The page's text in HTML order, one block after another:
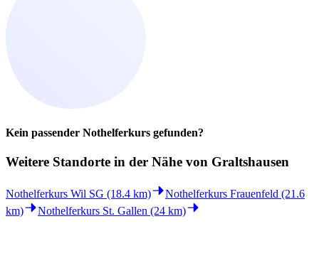
Kein passender Nothelferkurs gefunden?
Weitere Standorte in der Nähe von Graltshausen
Nothelferkurs Wil SG (18.4 km)
Nothelferkurs Frauenfeld (21.6
km)
Nothelferkurs St. Gallen (24 km)